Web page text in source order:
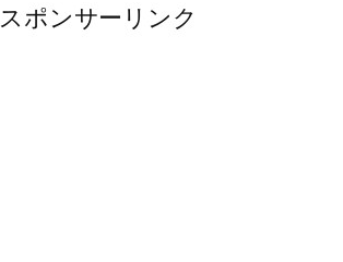
スポンサーリンク